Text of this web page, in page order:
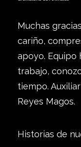
Muchas
cariño,
apoyo. Equipo
trabajo,
tiempo.
Reyes Magos.
Historias de